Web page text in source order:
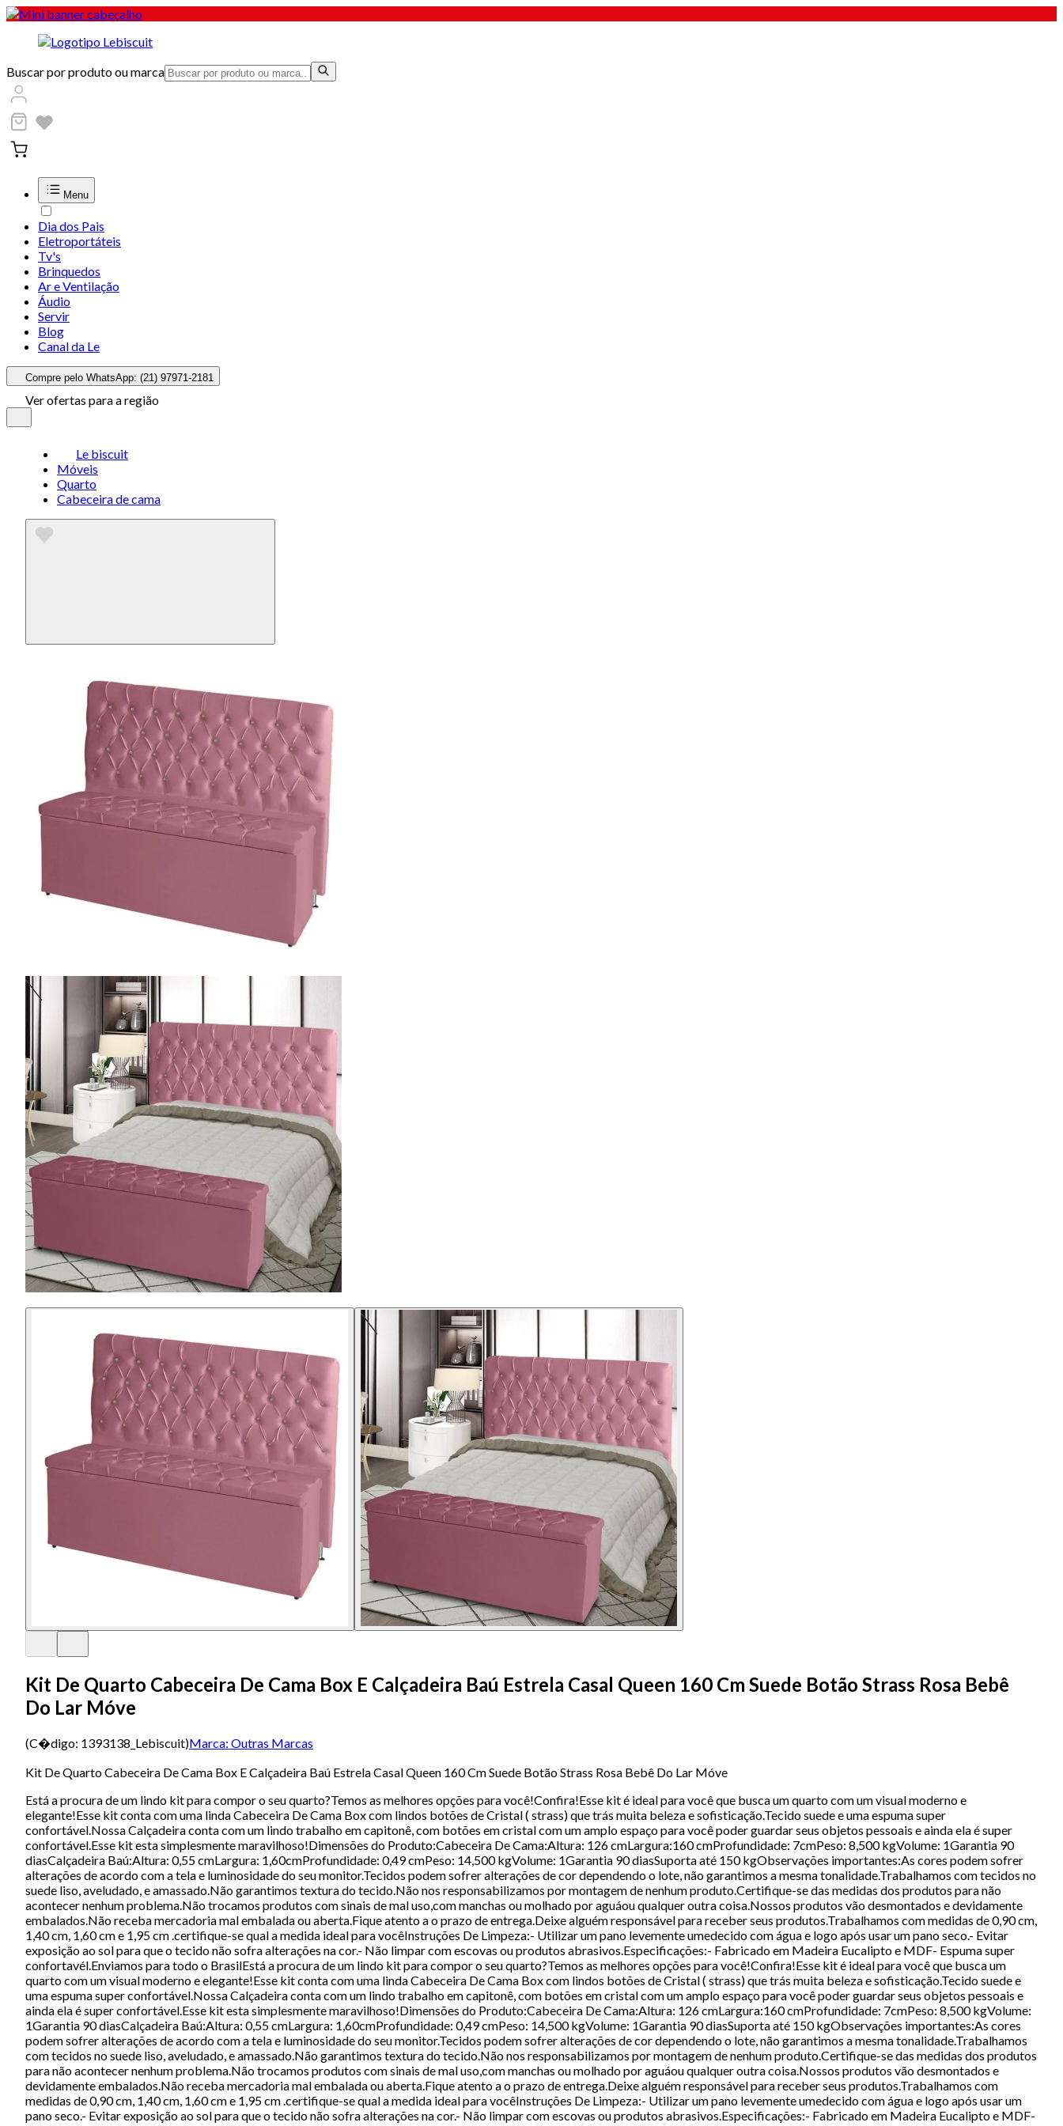
Buscar por produto ou marca
Menu
Dia dos Pais
Eletroportáteis
Tv's
Brinquedos
Ar e Ventilação
Áudio
Servir
Blog
Canal da Le
Compre pelo WhatsApp: (21) 97971-2181
Ver ofertas para a região
Le biscuit
Móveis
Quarto
Cabeceira de cama
Kit De Quarto Cabeceira De Cama Box E Calçadeira Baú Estrela Casal Queen 160 Cm Suede Botão Strass Rosa Bebê
Do Lar Móve
(C�digo: 1393138_Lebiscuit)Marca: Outras Marcas
Kit De Quarto Cabeceira De Cama Box E Calçadeira Baú Estrela Casal Queen 160 Cm Suede Botão Strass Rosa Bebê Do Lar Móve
Está a procura de um lindo kit para compor o seu quarto?Temos as melhores opções para você!Confira!Esse kit é ideal para você que busca um quarto com um visual moderno e
elegante!Esse kit conta com uma linda Cabeceira De Cama Box com lindos botões de Cristal ( strass) que trás muita beleza e sofisticação.Tecido suede e uma espuma super
confortável.Nossa Calçadeira conta com um lindo trabalho em capitonê, com botões em cristal com um amplo espaço para você poder guardar seus objetos pessoais e ainda ela é super
confortável.Esse kit esta simplesmente maravilhoso!Dimensões do Produto:Cabeceira De Cama:Altura: 126 cmLargura:160 cmProfundidade: 7cmPeso: 8,500 kgVolume: 1Garantia 90
diasCalçadeira Baú:Altura: 0,55 cmLargura: 1,60cmProfundidade: 0,49 cmPeso: 14,500 kgVolume: 1Garantia 90 diasSuporta até 150 kgObservações importantes:As cores podem sofrer
alterações de acordo com a tela e luminosidade do seu monitor.Tecidos podem sofrer alterações de cor dependendo o lote, não garantimos a mesma tonalidade.Trabalhamos com tecidos no
suede liso, aveludado, e amassado.Não garantimos textura do tecido.Não nos responsabilizamos por montagem de nenhum produto.Certifique-se das medidas dos produtos para não
acontecer nenhum problema.Não trocamos produtos com sinais de mal uso,com manchas ou molhado por aguáou qualquer outra coisa.Nossos produtos vão desmontados e devidamente
embalados.Não receba mercadoria mal embalada ou aberta.Fique atento a o prazo de entrega.Deixe alguém responsável para receber seus produtos.Trabalhamos com medidas de 0,90 cm,
1,40 cm, 1,60 cm e 1,95 cm .certifique-se qual a medida ideal para vocêInstruções De Limpeza:- Utilizar um pano levemente umedecido com água e logo após usar um pano seco.- Evitar
exposição ao sol para que o tecido não sofra alterações na cor.- Não limpar com escovas ou produtos abrasivos.Especificações:- Fabricado em Madeira Eucalipto e MDF- Espuma super
confortavél.Enviamos para todo o BrasilEstá a procura de um lindo kit para compor o seu quarto?Temos as melhores opções para você!Confira!Esse kit é ideal para você que busca um
quarto com um visual moderno e elegante!Esse kit conta com uma linda Cabeceira De Cama Box com lindos botões de Cristal ( strass) que trás muita beleza e sofisticação.Tecido suede e
uma espuma super confortável.Nossa Calçadeira conta com um lindo trabalho em capitonê, com botões em cristal com um amplo espaço para você poder guardar seus objetos pessoais e
ainda ela é super confortável.Esse kit esta simplesmente maravilhoso!Dimensões do Produto:Cabeceira De Cama:Altura: 126 cmLargura:160 cmProfundidade: 7cmPeso: 8,500 kgVolume:
1Garantia 90 diasCalçadeira Baú:Altura: 0,55 cmLargura: 1,60cmProfundidade: 0,49 cmPeso: 14,500 kgVolume: 1Garantia 90 diasSuporta até 150 kgObservações importantes:As cores
podem sofrer alterações de acordo com a tela e luminosidade do seu monitor.Tecidos podem sofrer alterações de cor dependendo o lote, não garantimos a mesma tonalidade.Trabalhamos
com tecidos no suede liso, aveludado, e amassado.Não garantimos textura do tecido.Não nos responsabilizamos por montagem de nenhum produto.Certifique-se das medidas dos produtos
para não acontecer nenhum problema.Não trocamos produtos com sinais de mal uso,com manchas ou molhado por aguáou qualquer outra coisa.Nossos produtos vão desmontados e
devidamente embalados.Não receba mercadoria mal embalada ou aberta.Fique atento a o prazo de entrega.Deixe alguém responsável para receber seus produtos.Trabalhamos com
medidas de 0,90 cm, 1,40 cm, 1,60 cm e 1,95 cm .certifique-se qual a medida ideal para vocêInstruções De Limpeza:- Utilizar um pano levemente umedecido com água e logo após usar um
pano seco.- Evitar exposição ao sol para que o tecido não sofra alterações na cor.- Não limpar com escovas ou produtos abrasivos.Especificações:- Fabricado em Madeira Eucalipto e MDF-